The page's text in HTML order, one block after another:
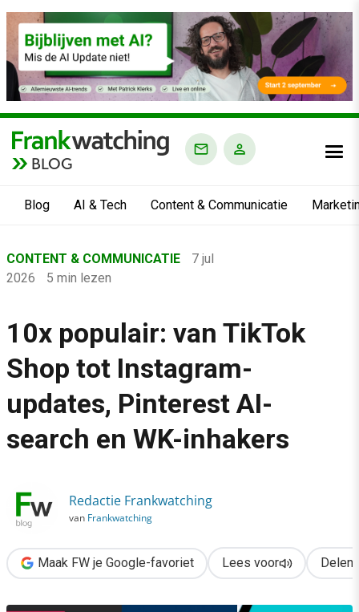
BLOG
Blog AI & Tech Content & Communicatie
›
Content & Communicatie
›
10x populair: van TikTok Shop tot Instagram-updates,
CONTENT & COMMUNICATIE
7 jul
2026
5 min lezen
10x populair: van TikTok
Shop tot Instagram-
updates, Pinterest AI-
search en WK-inhakers
Redactie Frankwatching
van Frankwatching
Maak FW je Google-favoriet Lees voor Delen